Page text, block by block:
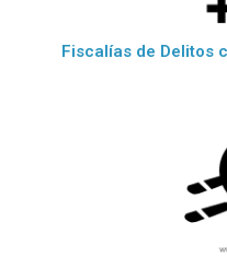
Fiscalías de Delitos